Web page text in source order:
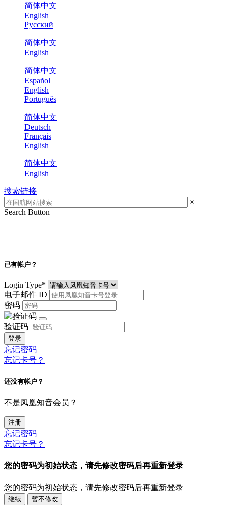
简体中文
English
Русский
简体中文
English
简体中文
Español
English
Português
简体中文
Deutsch
Français
English
简体中文
English
搜索链接
×
Search Button
已有帐户？
Login Type*
电子邮件 ID
密码
验证码
登录
忘记密码
忘记卡号？
还没有帐户？
不是凤凰知音会员？
注册
忘记密码
忘记卡号？
您的密码为初始状态，请先修改密码后再重新登录
您的密码为初始状态，请先修改密码后再重新登录
继续 暂不修改